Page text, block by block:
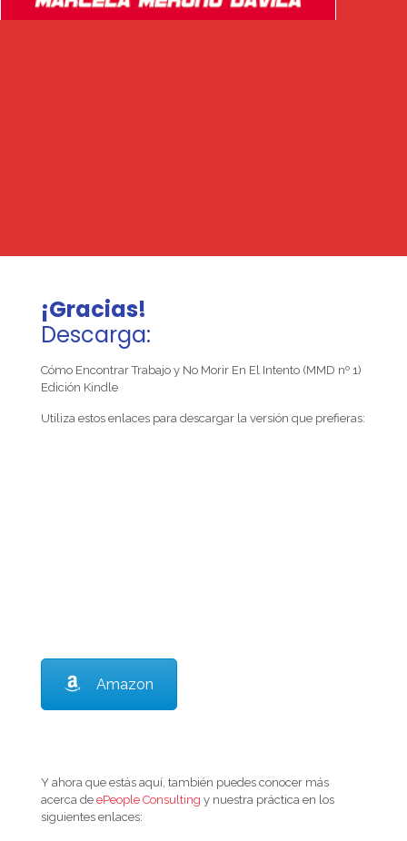
¡Gracias!
Descarga:
Cómo Encontrar Trabajo y No Morir En El Intento (MMD nº 1)
Edición Kindle
Utiliza estos enlaces para descargar la versión que prefieras:
Amazon
Y ahora que estás aquí, también puedes conocer más
acerca de ePeople Consulting y nuestra práctica en los
siguientes enlaces: